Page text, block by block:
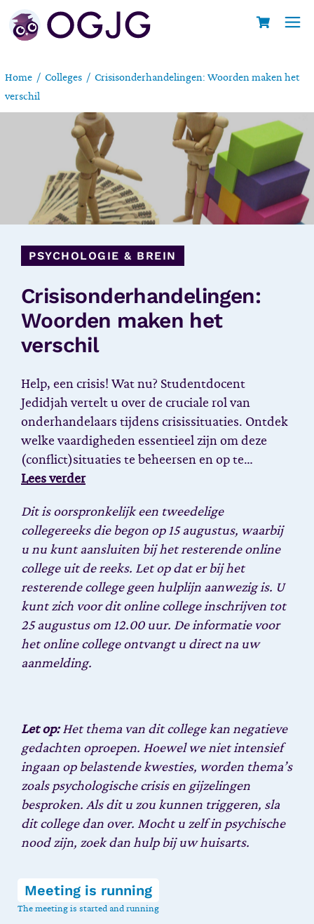
Home Colleges
Crisisonderhandelingen: Woorden maken het
verschil
PSYCHOLOGIE & BREIN
Crisisonderhandelingen:
Woorden maken het
verschil
Help, een crisis! Wat nu? Studentdocent
Jedidjah vertelt u over de cruciale rol van
onderhandelaars tijdens crisissituaties. Ontdek
welke vaardigheden essentieel zijn om deze
(conflict)situaties te beheersen en op te…
Lees verder
Dit is oorspronkelijk een tweedelige
collegereeks die begon op 15 augustus, waarbij
u nu kunt aansluiten bij het resterende online
college uit de reeks. Let op dat er bij het
resterende college geen hulplijn aanwezig is. U
kunt zich voor dit online college inschrijven tot
25 augustus om 12.00 uur. De informatie voor
het online college ontvangt u direct na uw
aanmelding.
Let op:Het thema van dit college kan negatieve
gedachten oproepen. Hoewel we niet intensief
ingaan op belastende kwesties, worden thema’s
zoals psychologische crisis en gijzelingen
besproken. Als dit u zou kunnen triggeren, sla
dit college dan over. Mocht u zelf in psychische
nood zijn, zoek dan hulp bij uw huisarts.
Meeting is running
The meeting is started and running